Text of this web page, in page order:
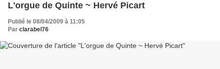
L'orgue de Quinte ~ Hervé Picart
Publié le 08/04/2009 à 11:05
Par clarabel76